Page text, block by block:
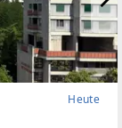
Heute